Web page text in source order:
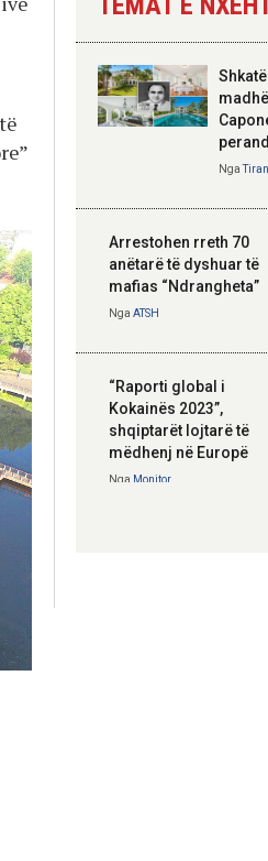
Nga
Arrestohen rreth 70
anëtarë të dyshuar të
mafias “Ndrangheta”
Nga ATSH
“Raporti global i
Kokainës 2023”,
shqiptarët lojtarë të
mëdhenj në Europë
Nga Monitor